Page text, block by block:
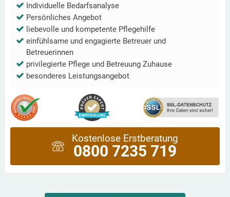
Individuelle Bedarfsanalyse
Persönliches Angebot
liebevolle und kompetente Pflegehilfe
einfühlsame und engagierte Betreuer und
Betreuerinnen
privilegierte Pflege und Betreuung Zuhause
besonderes Leistungsangebot
Kostenlose Erstberatung
0800 7235 719